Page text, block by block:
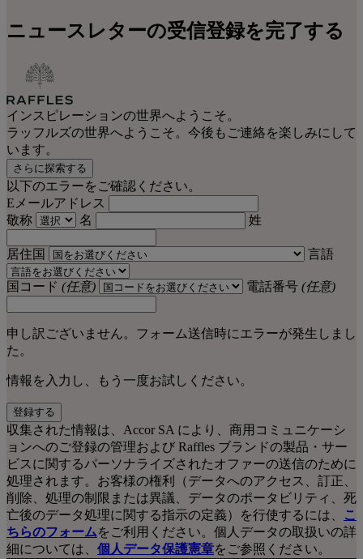
ニュースレターの受信登録を完了する
インスピレーションの世界へようこそ。
ラッフルズの世界へようこそ。今後もご連絡を楽しみにして
います。
さらに探索する
以下のエラーをご確認ください。
Eメールアドレス
敬称
名 姓
居住国 言語
国コード (任意) 電話番号 (任意)
申し訳ございません。フォーム送信時にエラーが発生しまし
た。
情報を入力し、もう一度お試しください。
登録する
収集された情報は、Accor SA により、商用コミュニケーシ
ョンへのご登録の管理および Raffles ブランドの製品・サー
ビスに関するパーソナライズされたオファーの送信のために
処理されます。お客様の権利（データへのアクセス、訂正、
削除、処理の制限または異議、データのポータビリティ、死
亡後のデータ処理に関する指示の定義）を行使するには、
こ
ちらのフォームをご利用ください。個人データの取扱いの詳
細については、 個人データ保護憲章をご参照ください。